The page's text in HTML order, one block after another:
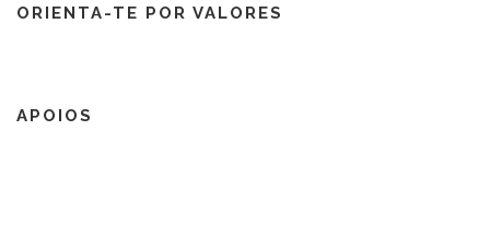
ORIENTA-TE POR VALORES
APOIOS